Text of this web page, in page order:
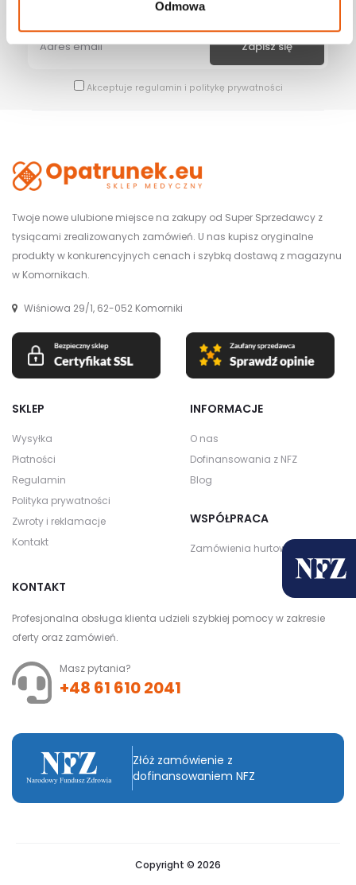
Odmowa
Bądź na bieżąco z naszymi wszystkimi nowościami i promocjami.
Akceptuje regulamin i politykę prywatności
Twoje nowe ulubione miejsce na zakupy od Super Sprzedawcy z
tysiącami zrealizowanych zamówień. U nas kupisz oryginalne
produkty w konkurencyjnych cenach i szybką dostawą z magazynu
w Komornikach.
Wiśniowa 29/1, 62-052 Komorniki
SKLEP
Wysyłka
Płatności
Regulamin
Polityka prywatności
Zwroty i reklamacje
Kontakt
INFORMACJE
O nas
Dofinansowania z NFZ
Blog
WSPÓŁPRACA
Zamówienia hurtowe
KONTAKT
Profesjonalna obsługa klienta udzieli szybkiej pomocy w zakresie
oferty oraz zamówień.
Masz pytania?
+48 61 610 2041
Złóż zamówienie z
dofinansowaniem NFZ
Copyright © 2026